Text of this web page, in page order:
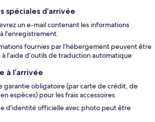
spéciales d’arrivée
un e-mail contenant les informations
l'enregistrement.
fournies par l’hébergement peuvent être
l’aide d’outils de traduction automatique
à l’arrivée
garantie obligatoire (par carte de crédit, de
espèces) pour les frais accessoires
d'identité officielle avec photo peut être